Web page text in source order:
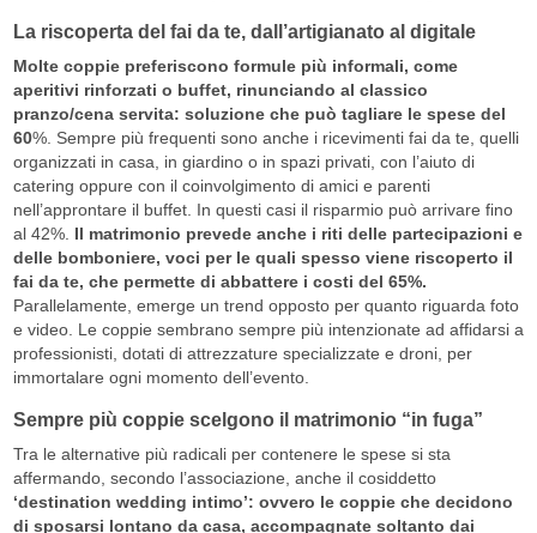
La riscoperta del fai da te, dall’artigianato al digitale
Molte coppie preferiscono formule più informali, come
aperitivi rinforzati o buffet, rinunciando al classico
pranzo/cena servita: soluzione che può tagliare le spese del
60%. Sempre più frequenti sono anche i ricevimenti fai da te, quelli
organizzati in casa, in giardino o in spazi privati, con l’aiuto di
catering oppure con il coinvolgimento di amici e parenti
nell’approntare il buffet. In questi casi il risparmio può arrivare fino
al 42%. Il matrimonio prevede anche i riti delle partecipazioni e
delle bomboniere, voci per le quali spesso viene riscoperto il
fai da te, che permette di abbattere i costi del 65%.
Parallelamente, emerge un trend opposto per quanto riguarda foto
e video. Le coppie sembrano sempre più intenzionate ad affidarsi a
professionisti, dotati di attrezzature specializzate e droni, per
immortalare ogni momento dell’evento.
Sempre più coppie scelgono il matrimonio “in fuga”
Tra le alternative più radicali per contenere le spese si sta
affermando, secondo l’associazione, anche il cosiddetto
‘destination wedding intimo’: ovvero le coppie che decidono
di sposarsi lontano da casa, accompagnate soltanto dai